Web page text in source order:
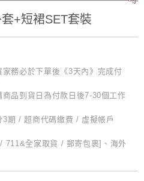
+短裙SET套裝
務必於下單後《3天內》完成付
品到貨日為付款日後7-30個工作
期 / 超商代碼繳費 / 虛擬帳戶
711&全家取貨 / 郵寄包裹]、海外